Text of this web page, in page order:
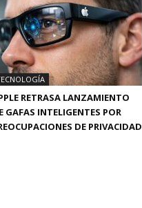
RETRASA LANZAMIENTO
GAFAS INTELIGENTES POR
DE PRIVACIDAD